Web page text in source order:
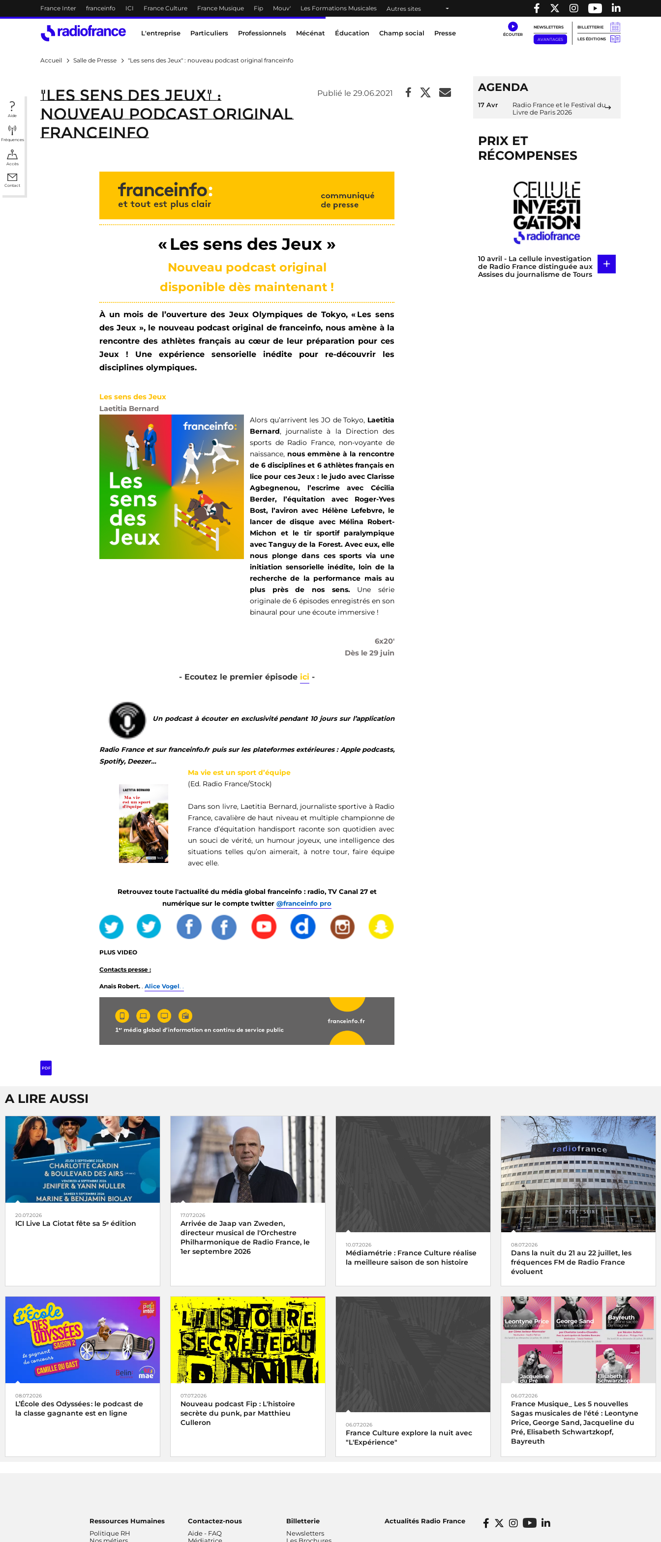
Accès direct :
Menu principal
France Inter franceinfo ICI France Culture France Musique Fip Mouv' Les Formations Musicales Autres sites
Menu principal
L'entreprise Particuliers Professionnels Mécénat Éducation Champ social Presse
NEWSLETTERS
AVANTAGES
BILLETTERIE
LES ÉDITIONS
Aide
Fréquences
Accès
Contact
Accueil Salle de Presse "Les sens des Jeux" : nouveau podcast original franceinfo
"Les sens des Jeux" :
nouveau podcast original
franceinfo
Publié le 29.06.2021
« Les sens des Jeux »
Nouveau podcast original
disponible dès maintenant !
À un mois de l’ouverture des Jeux Olympiques de Tokyo, « Les sens
des Jeux », le nouveau podcast original de franceinfo, nous amène à la
rencontre des athlètes français au cœur de leur préparation pour ces
Jeux ! Une expérience sensorielle inédite pour re-découvrir les
disciplines olympiques.
Les sens des Jeux
Laetitia Bernard
Alors qu’arrivent les JO de Tokyo, Laetitia
Bernard, journaliste à la Direction des
sports de Radio France, non-voyante de
naissance, nous emmène à la rencontre
de 6 disciplines et 6 athlètes français en
lice pour ces Jeux : le judo avec Clarisse
Agbegnenou, l’escrime avec Cécilia
Berder, l’équitation avec Roger-Yves
Bost, l’aviron avec Hélène Lefebvre, le
lancer de disque avec Mélina Robert-
Michon et le tir sportif paralympique
avec Tanguy de la Forest. Avec eux, elle
nous plonge dans ces sports via une
initiation sensorielle inédite, loin de la
recherche de la performance mais au
plus près de nos sens. Une série
originale de 6 épisodes enregistrés en son
binaural pour une écoute immersive !
6x20'
Dès le 29 juin
- Ecoutez le premier épisode ici -
Un podcast à écouter en exclusivité pendant 10 jours sur l’application
Radio France et sur franceinfo.fr puis sur les plateformes extérieures : Apple podcasts,
Spotify, Deezer…
Ma vie est un sport d’équipe
(Ed. Radio France/Stock)
Dans son livre, Laetitia Bernard, journaliste sportive à Radio
France, cavalière de haut niveau et multiple championne de
France d’équitation handisport raconte son quotidien avec
un souci de vérité, un humour joyeux, une intelligence des
situations telles qu’on aimerait, à notre tour, faire équipe
avec elle.
Retrouvez toute l'actualité du média global franceinfo : radio, TV Canal 27 et
numérique sur le compte twitter @franceinfo pro
PLUS VIDEO
Contacts presse :
Anaïs Robert. . Alice Vogel. .
PDF
AGENDA
17 Avr
Radio France et le Festival du
Livre de Paris 2026
PRIX ET
RÉCOMPENSES
10 avril - La cellule investigation
de Radio France distinguée aux
Assises du journalisme de Tours
+
A LIRE AUSSI
20.07.2026
ICI Live La Ciotat fête sa 5ᵉ édition
17.07.2026
Arrivée de Jaap van Zweden,
directeur musical de l'Orchestre
Philharmonique de Radio France, le
1er septembre 2026
10.07.2026
Médiamétrie : France Culture réalise
la meilleure saison de son histoire
08.07.2026
Dans la nuit du 21 au 22 juillet, les
fréquences FM de Radio France
évoluent
08.07.2026
L’École des Odyssées : le podcast de
la classe gagnante est en ligne
07.07.2026
Nouveau podcast Fip : L'histoire
secrète du punk, par Matthieu
Culleron
06.07.2026
France Culture explore la nuit avec
"L'Expérience"
06.07.2026
France Musique_ Les 5 nouvelles
Sagas musicales de l'été : Leontyne
Price, George Sand, Jacqueline du
Pré, Elisabeth Schwartzkopf,
Bayreuth
Ressources Humaines
Politique RH
Contactez-nous
Aide - FAQ
Billetterie
Newsletters
Actualités Radio France